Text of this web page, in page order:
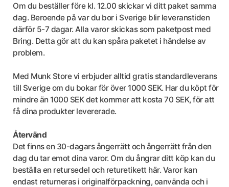
Om du beställer före kl. 12.00 skickar vi ditt paket samma
dag. Beroende på var du bor i Sverige blir leveranstiden
därför 5-7 dagar. Alla varor skickas som paketpost med
Bring. Detta gör att du kan spåra paketet i händelse av
problem.
Med Munk Store vi erbjuder alltid gratis standardleverans
till Sverige om du bokar för över 1000 SEK. Har du köpt för
mindre än 1000 SEK det kommer att kosta 70 SEK, för att
få dina produkter levererade.
Återvänd
Det finns en 30-dagars ångerrätt och ångerrätt från den
dag du tar emot dina varor. Om du ångrar ditt köp kan du
beställa en retursedel och returetikett här. Varor kan
endast returneras i originalförpackning, oanvända och i